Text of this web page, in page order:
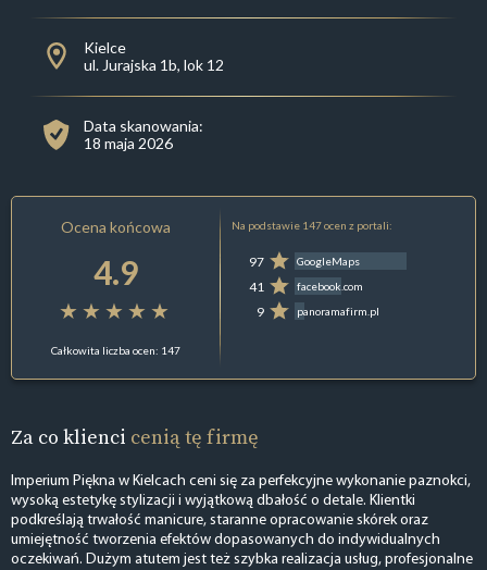
Kielce
ul. Jurajska 1b, lok 12
Data skanowania:
18 maja 2026
Ocena końcowa
4.9
Całkowita liczba ocen: 147
Na podstawie 147 ocen z portali:
97 GoogleMaps
41 facebook.com
9 panoramafirm.pl
Za co klienci cenią tę firmę
Imperium Piękna w Kielcach ceni się za perfekcyjne wykonanie paznokci,
wysoką estetykę stylizacji i wyjątkową dbałość o detale. Klientki
podkreślają trwałość manicure, staranne opracowanie skórek oraz
umiejętność tworzenia efektów dopasowanych do indywidualnych
oczekiwań. Dużym atutem jest też szybka realizacja usług, profesjonalne